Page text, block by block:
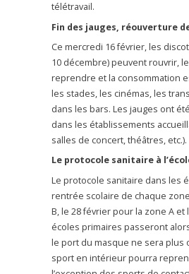
télétravail.
Fin des jauges, réouverture
Ce mercredi 16 février, les
10 décembre) peuvent rouvrir,
reprendre et la consommation
les stades, les cinémas, les
dans les bars. Les jauges ont
dans les établissements
salles de concert, théâtres, etc.).
Le protocole sanitaire à
Le protocole sanitaire dans les
rentrée scolaire de chaque
B, le 28 février pour la zone A et
écoles primaires passeront
le port du masque ne sera plus
sport en intérieur pourra